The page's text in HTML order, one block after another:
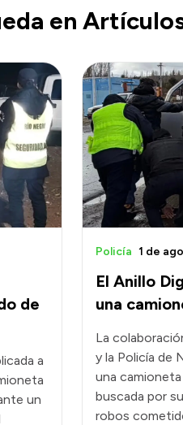
en
de
a
un
El Anillo
una
Policía 1 de
La
y la Policía de
una
buscada por
robos